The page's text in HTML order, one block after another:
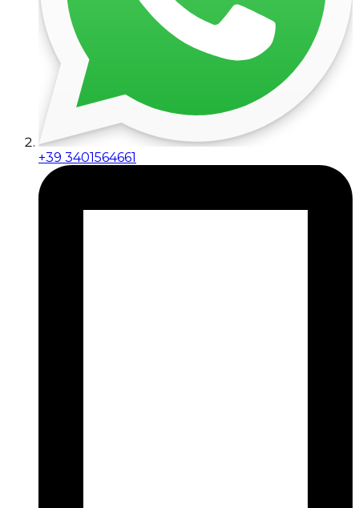
+39 3401564661